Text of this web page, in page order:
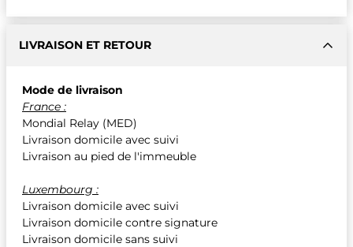
LIVRAISON ET RETOUR
Mode de livraison
France :
Mondial Relay (MED)
Livraison domicile avec suivi
Livraison au pied de l'immeuble
Luxembourg :
Livraison domicile avec suivi
Livraison domicile contre signature
Livraison domicile sans suivi